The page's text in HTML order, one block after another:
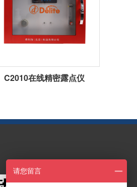
C2010在线精密露点仪
请您留言